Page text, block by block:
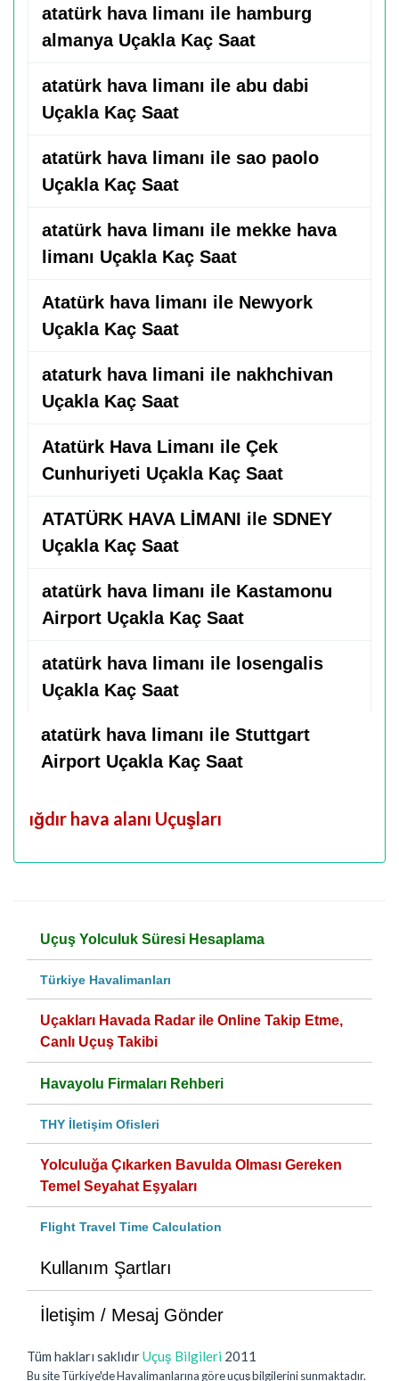
atatürk hava limanı ile hamburg
almanya Uçakla Kaç Saat
atatürk hava limanı ile abu dabi
Uçakla Kaç Saat
atatürk hava limanı ile sao paolo
Uçakla Kaç Saat
atatürk hava limanı ile mekke hava
limanı Uçakla Kaç Saat
Atatürk hava limanı ile Newyork
Uçakla Kaç Saat
ataturk hava limani ile nakhchivan
Uçakla Kaç Saat
Atatürk Hava Limanı ile Çek
Cunhuriyeti Uçakla Kaç Saat
ATATÜRK HAVA LİMANI ile SDNEY
Uçakla Kaç Saat
atatürk hava limanı ile Kastamonu
Airport Uçakla Kaç Saat
atatürk hava limanı ile losengalis
Uçakla Kaç Saat
atatürk hava limanı ile Stuttgart
Airport Uçakla Kaç Saat
ığdır hava alanı Uçuşları
Uçuş Yolculuk Süresi Hesaplama
Türkiye Havalimanları
Uçakları Havada Radar ile Online Takip Etme,
Canlı Uçuş Takibi
Havayolu Firmaları Rehberi
THY İletişim Ofisleri
Yolculuğa Çıkarken Bavulda Olması Gereken
Temel Seyahat Eşyaları
Flight Travel Time Calculation
Kullanım Şartları
İletişim / Mesaj Gönder
Tüm hakları saklıdırUçuş Bilgileri 2011
Bu site Türkiye'de Havalimanlarına göre uçuş bilgilerini sunmaktadır.